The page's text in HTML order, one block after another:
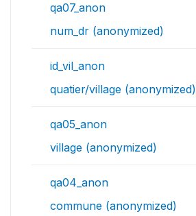
qa07_anon
num_dr (anonymized)
id_vil_anon
quatier/village (anonymized)
qa05_anon
village (anonymized)
qa04_anon
commune (anonymized)